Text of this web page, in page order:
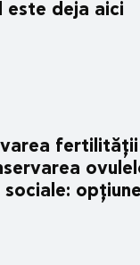
este deja aici
fertilității